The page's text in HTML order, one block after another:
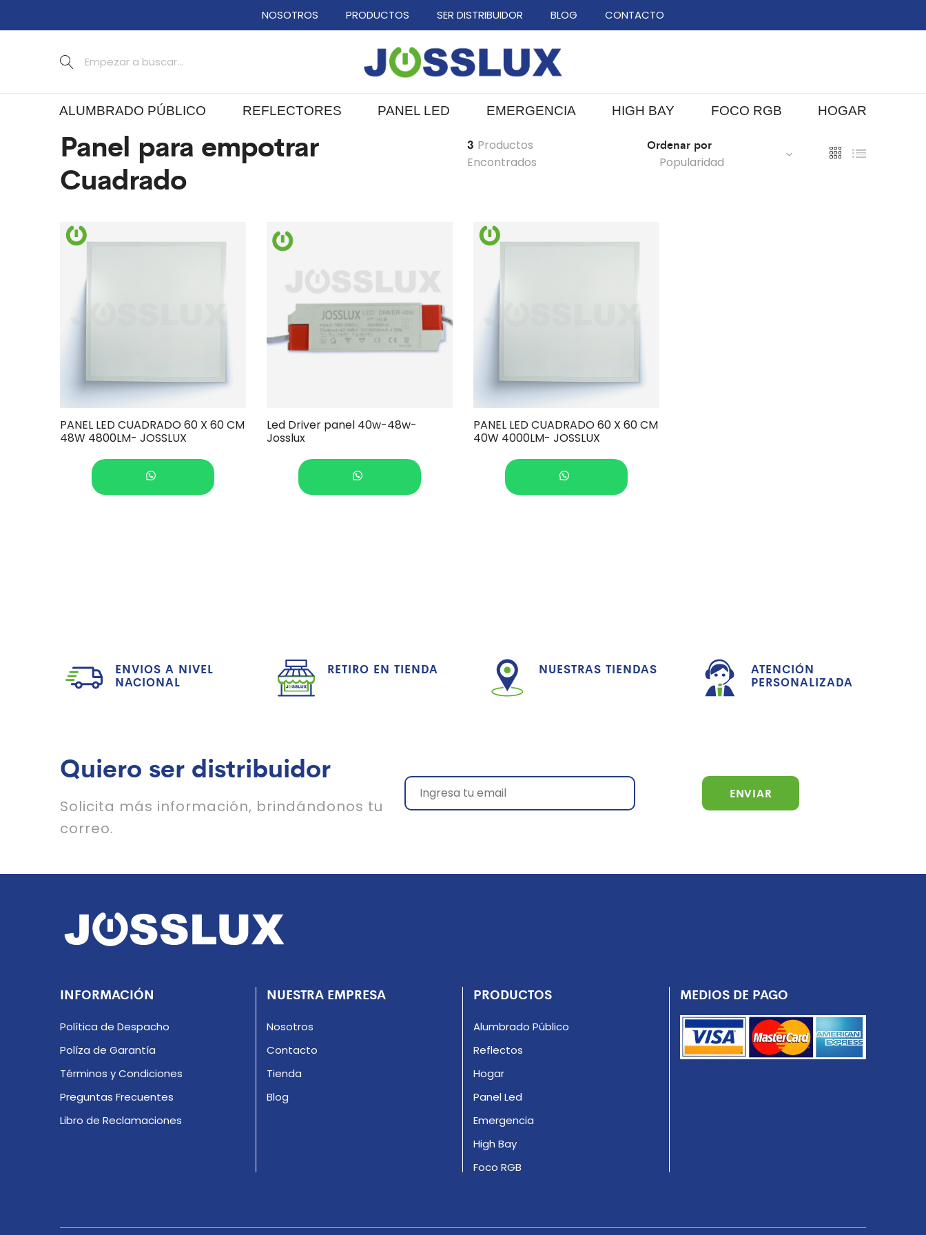
NOSOTROS PRODUCTOS SER DISTRIBUIDOR BLOG CONTACTO
ALUMBRADO PÚBLICO REFLECTORES PANEL LED EMERGENCIA HIGH BAY FOCO RGB HOGAR
Panel para empotrar
Cuadrado
3 Productos
Encontrados
Ordenar por
Popularidad
PANEL LED CUADRADO 60 X 60 CM
48W 4800LM- JOSSLUX
Led Driver panel 40w-48w-
Josslux
PANEL LED CUADRADO 60 X 60 CM
40W 4000LM- JOSSLUX
ENVIOS A NIVEL
NACIONAL
RETIRO EN TIENDA NUESTRAS TIENDAS ATENCIÓN
PERSONALIZADA
Quiero ser distribuidor
Solicita más información, brindándonos tu
correo.
INFORMACIÓN
Política de Despacho
Políza de Garantía
Términos y Condiciones
Preguntas Frecuentes
Libro de Reclamaciones
NUESTRA EMPRESA
Nosotros
Contacto
Tienda
Blog
PRODUCTOS
Alumbrado Público
Reflectos
Hogar
Panel Led
Emergencia
High Bay
Foco RGB
MEDIOS DE PAGO